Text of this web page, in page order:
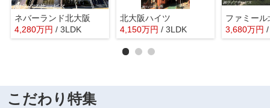
ネバーランド北大阪
4,280万円 / 3LDK
北大阪ハイツ
4,150万円 / 3LDK 3,680万円
こだわり特集